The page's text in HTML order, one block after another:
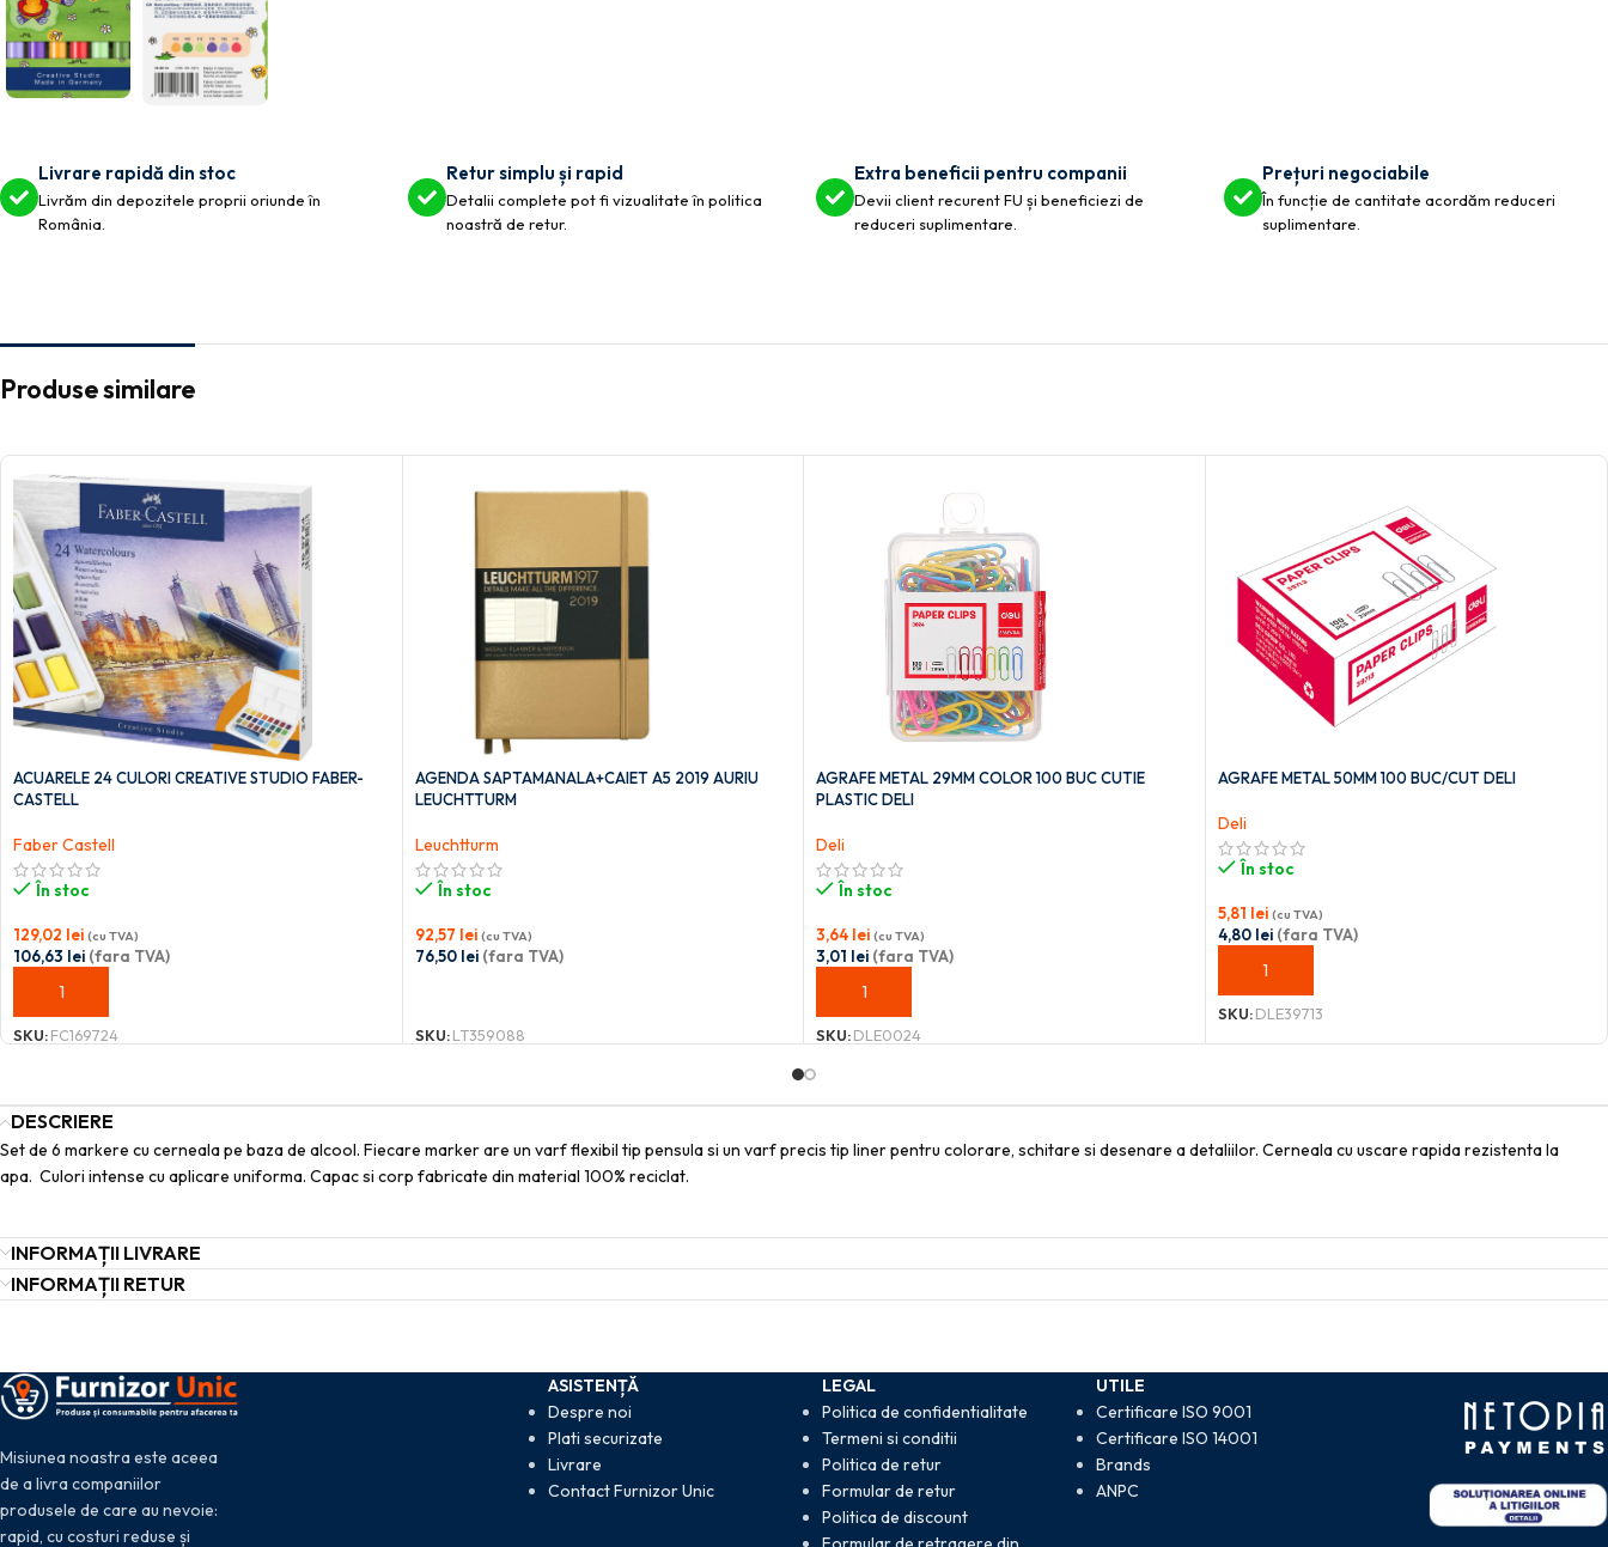
Livrare rapidă din stoc
Livrăm din depozitele proprii oriunde în
România.
Retur simplu și rapid
Detalii complete pot fi vizualitate în politica
noastră de retur.
Extra beneficii pentru companii
Devii client recurent FU și beneficiezi de
reduceri suplimentare.
Prețuri negociabile
În funcție de cantitate acordăm reduceri
suplimentare.
Produse similare
ACUARELE 24 CULORI CREATIVE STUDIO FABER-
CASTELL
Faber Castell
În stoc
129,02 lei (cu TVA)
106,63 lei (fara TVA)
ADAUGĂ ÎN COȘ
SKU:FC169724
AGENDA SAPTAMANALA+CAIET A5 2019 AURIU
LEUCHTTURM
Leuchtturm
În stoc
92,57 lei (cu TVA)
76,50 lei(fara TVA)
SKU:LT359088
AGRAFE METAL 29MM COLOR 100 BUC CUTIE
PLASTIC DELI
Deli
În stoc
3,64 lei (cu TVA)
3,01 lei (fara TVA)
ADAUGĂ ÎN COȘ
SKU:DLE0024
AGRAFE METAL 50MM 100 BUC/CUT DELI
Deli
În stoc
5,81 lei (cu TVA)
4,80 lei(fara TVA)
ADAUGĂ ÎN COȘ
SKU:DLE39713
DESCRIERE
Set de 6 markere cu cerneala pe baza de alcool. Fiecare marker are un varf flexibil tip pensula si un varf precis tip liner pentru colorare, schitare si desenare a detaliilor. Cerneala cu uscare rapida rezistenta la
apa. Culori intense cu aplicare uniforma. Capac si corp fabricate din material 100% reciclat.
INFORMAȚII LIVRARE
INFORMAȚII RETUR
Misiunea noastra este aceea
de a livra companiilor
produsele de care au nevoie:
rapid, cu costuri reduse și
ASISTENȚĂ
Despre noi
Plati securizate
Livrare
Contact Furnizor Unic
LEGAL
Politica de confidentialitate
Termeni si conditii
Politica de retur
Formular de retur
Politica de discount
UTILE
Certificare ISO 9001
Certificare ISO 14001
Brands
ANPC